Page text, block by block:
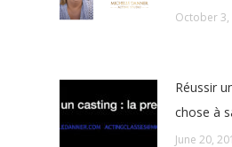
October 3,
Réussir
chose à
June 20,